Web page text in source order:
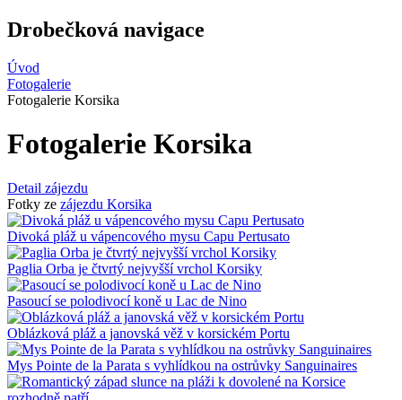
Drobečková navigace
Úvod
Fotogalerie
Fotogalerie Korsika
Fotogalerie Korsika
Detail zájezdu
Fotky ze zájezdu Korsika
Divoká pláž u vápencového mysu Capu Pertusato
Paglia Orba je čtvrtý nejvyšší vrchol Korsiky
Pasoucí se polodivocí koně u Lac de Nino
Oblázková pláž a janovská věž v korsickém Portu
Mys Pointe de la Parata s vyhlídkou na ostrůvky Sanguinaires